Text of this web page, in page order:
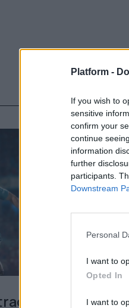
Platform -
If you wish to
sensitive
confirm your
continue
information
further
participants.
Downstream
Personal
I want to
Opted In
I want to
του EA